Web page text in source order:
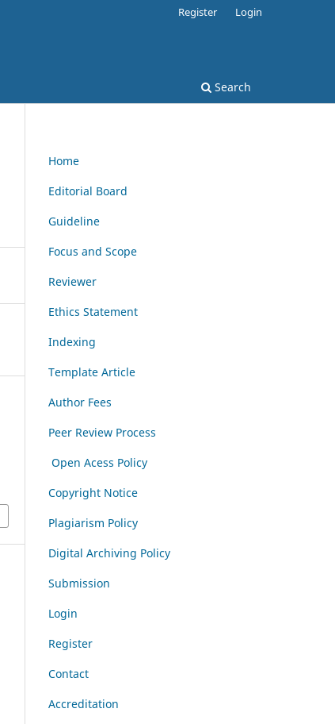
Search
Register Login
Home
Editorial Board
Guideline
Focus and Scope
Reviewer
Ethics Statement
Indexing
Template Article
Author Fees
Peer Review Process
Open Acess Policy
Copyright Notice
Plagiarism Policy
Digital Archiving Policy
Submission
Login
Register
Contact
Accreditation